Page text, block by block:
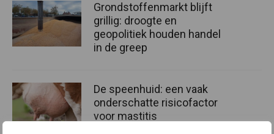
Grondstoffenmarkt blijft
grillig: droogte en
geopolitiek houden handel
in de greep
De speenhuid: een vaak
onderschatte risicofactor
voor mastitis